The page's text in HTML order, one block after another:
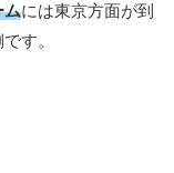
ムには東京方面が到
す。